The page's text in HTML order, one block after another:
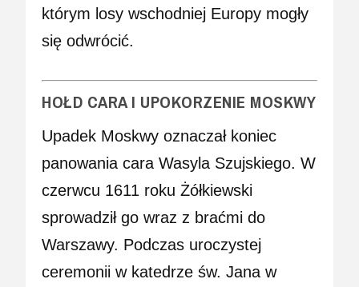
którym losy wschodniej Europy mogły
się odwrócić.
HOŁD CARA I UPOKORZENIE MOSKWY
Upadek Moskwy oznaczał koniec
panowania cara Wasyla Szujskiego. W
czerwcu 1611 roku Żółkiewski
sprowadził go wraz z braćmi do
Warszawy. Podczas uroczystej
ceremonii w katedrze św. Jana w